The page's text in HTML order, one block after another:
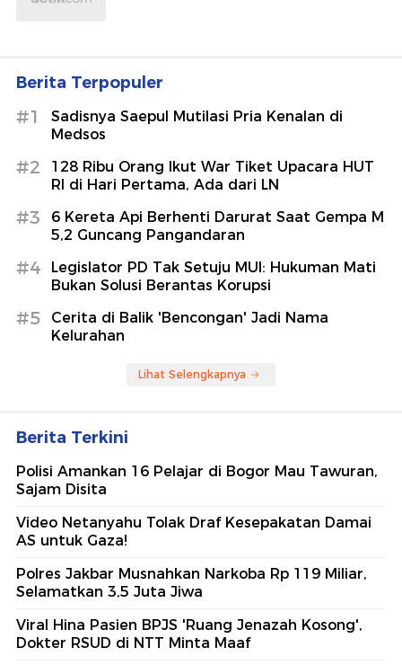
Berita Terpopuler
#1
Sadisnya Saepul Mutilasi Pria Kenalan di
Medsos
#2
128 Ribu Orang Ikut War Tiket Upacara HUT
RI di Hari Pertama, Ada dari LN
#3
6 Kereta Api Berhenti Darurat Saat Gempa M
5,2 Guncang Pangandaran
#4
Legislator PD Tak Setuju MUI: Hukuman Mati
Bukan Solusi Berantas Korupsi
#5
Cerita di Balik 'Bencongan' Jadi Nama
Kelurahan
Lihat Selengkapnya
Berita Terkini
Polisi Amankan 16 Pelajar di Bogor Mau Tawuran,
Sajam Disita
Video Netanyahu Tolak Draf Kesepakatan Damai
AS untuk Gaza!
Polres Jakbar Musnahkan Narkoba Rp 119 Miliar,
Selamatkan 3,5 Juta Jiwa
Viral Hina Pasien BPJS 'Ruang Jenazah Kosong',
Dokter RSUD di NTT Minta Maaf